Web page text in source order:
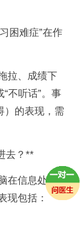
困难症”在作
拉、成绩下
不听话”。事
）的表现，需
去？**
在信息处理、
现包括：